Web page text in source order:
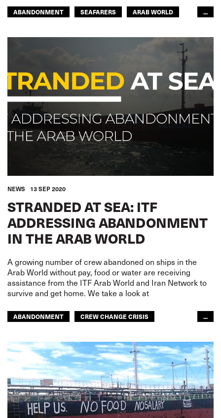
ABANDONMENT SEAFARERS
ARAB WORLD
...
NEWS 13 SEP 2020
STRANDED AT SEA: ITF
ADDRESSING ABANDONMENT
IN THE ARAB WORLD
A growing number of crew abandoned on ships in the
Arab World without pay, food or water are receiving
assistance from the ITF Arab World and Iran Network to
survive and get home. We take a look at
ABANDONMENT
CREW CHANGE CRISIS
...